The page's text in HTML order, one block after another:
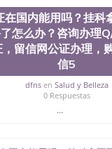
买国外文凭质
外本科毕业证怎么办理
外大学文凭真制作QQ
工作QQ微信
办理国外毕业
外编号查询QQ微信
吗QQ微信551190476
网上购买真文凭
士学位证书查询机构
在国内能用吗？挂科
怎么办？咨询办理
留信网公证办理，
信5
dfnsen Salud y Belleza
0 Respuestas
...